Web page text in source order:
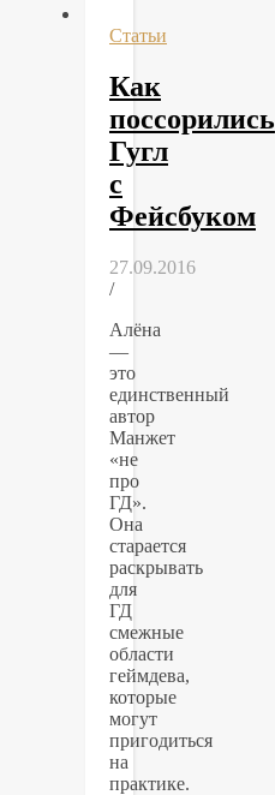
Статьи
Как
поссорились
Гугл
с
Фейсбуком
27.09.2016
/
Алёна
—
это
единственный
автор
Манжет
«не
про
ГД».
Она
старается
раскрывать
для
ГД
смежные
области
геймдева,
которые
могут
пригодиться
на
практике.